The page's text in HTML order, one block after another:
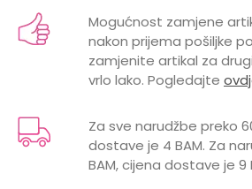
Za
Kategorija
Kompleti
Brend
DIRKJE
0 mjeseci, 1
MATERIJAL
PAMUK
MUŠKI
Email
Mogućnost zamjene
nakon prijema pošiljke
zamjenite artikal za
vrlo lako. Pogledajte
Za sve narudžbe preko
dostave je 4 BAM. Za
BAM, cijena dostave je 9